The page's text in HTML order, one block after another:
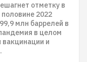
отметку в
2022
млн баррелей в
в целом
и